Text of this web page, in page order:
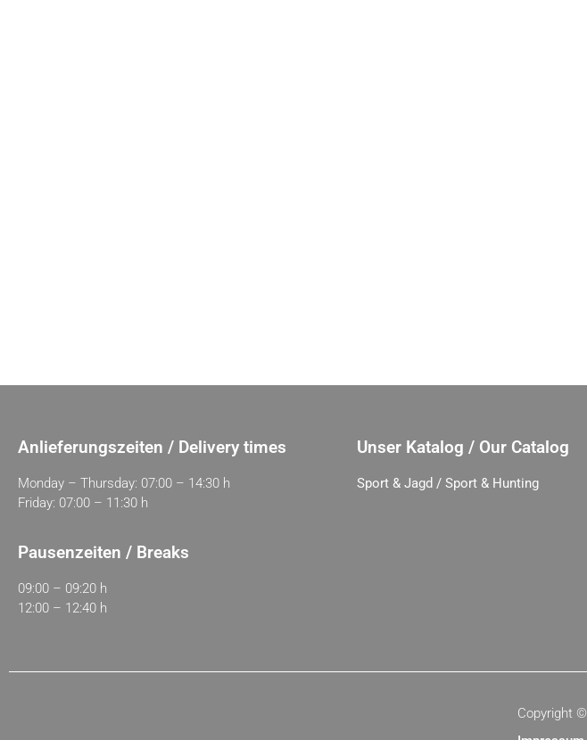
Anlieferungszeiten / Delivery times
Monday – Thursday: 07:00 – 14:30 h
Friday: 07:00 – 11:30 h
Pausenzeiten / Breaks
09:00 – 09:20 h
12:00 – 12:40 h
Unser Katalog / Our Catalog
Sport & Jagd / Sport & Hunting
Copyright ©